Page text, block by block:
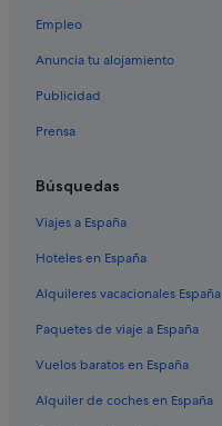
Empleo
Anuncia tu alojamiento
Publicidad
Prensa
Búsquedas
Viajes a España
Hoteles en España
Alquileres vacacionales España
Paquetes de viaje a España
Vuelos baratos en España
Alquiler de coches en España